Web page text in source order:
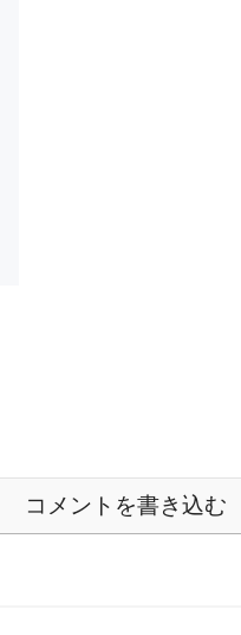
コメントを書き込む